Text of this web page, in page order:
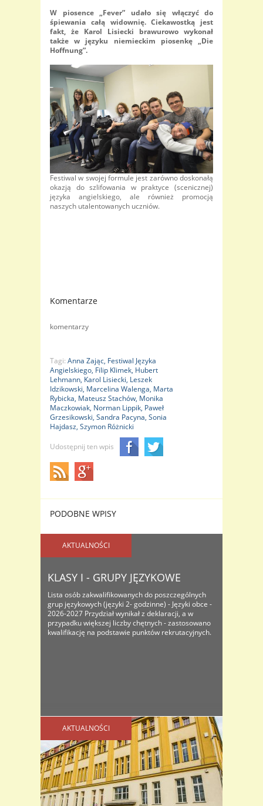
W piosence „Fever” udało się włączyć do
śpiewania całą widownię. Ciekawostką jest
fakt, że Karol Lisiecki brawurowo wykonał
także w języku niemieckim piosenkę „Die
Hoffnung”.
Festiwal w swojej formule jest zarówno doskonałą
okazją do szlifowania w praktyce (scenicznej)
języka angielskiego, ale również promocją
naszych utalentowanych uczniów.
Komentarze
komentarzy
Tagi: Anna Zając, Festiwal Języka
Angielskiego, Filip Klimek, Hubert
Lehmann, Karol Lisiecki, Leszek
Idzikowski, Marcelina Walenga, Marta
Rybicka, Mateusz Stachów, Monika
Maczkowiak, Norman Lippik, Paweł
Grzesikowski, Sandra Pacyna, Sonia
Hajdasz, Szymon Różnicki
Udostępnij ten wpis
PODOBNE WPISY
AKTUALNOŚCI
KLASY I - GRUPY JĘZYKOWE
Lista osób zakwalifikowanych do poszczególnych
grup językowych (języki 2- godzinne) - Języki obce -
2026-2027 Przydział wynikał z deklaracji, a w
przypadku większej liczby chętnych - zastosowano
kwalifikację na podstawie punktów rekrutacyjnych.
AKTUALNOŚCI